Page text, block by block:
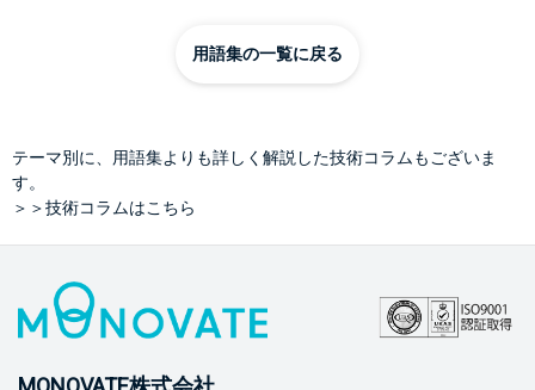
用語集の一覧に戻る
テーマ別に、用語集よりも詳しく解説した技術コラムもございま
す。
＞＞技術コラムはこちら